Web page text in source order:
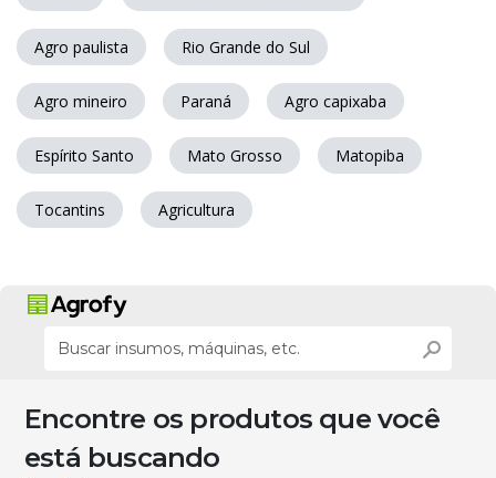
Agro paulista Rio Grande do Sul
Agro mineiro Paraná Agro capixaba
Espírito Santo Mato Grosso Matopiba
Tocantins Agricultura
Encontre os produtos que você
está buscando